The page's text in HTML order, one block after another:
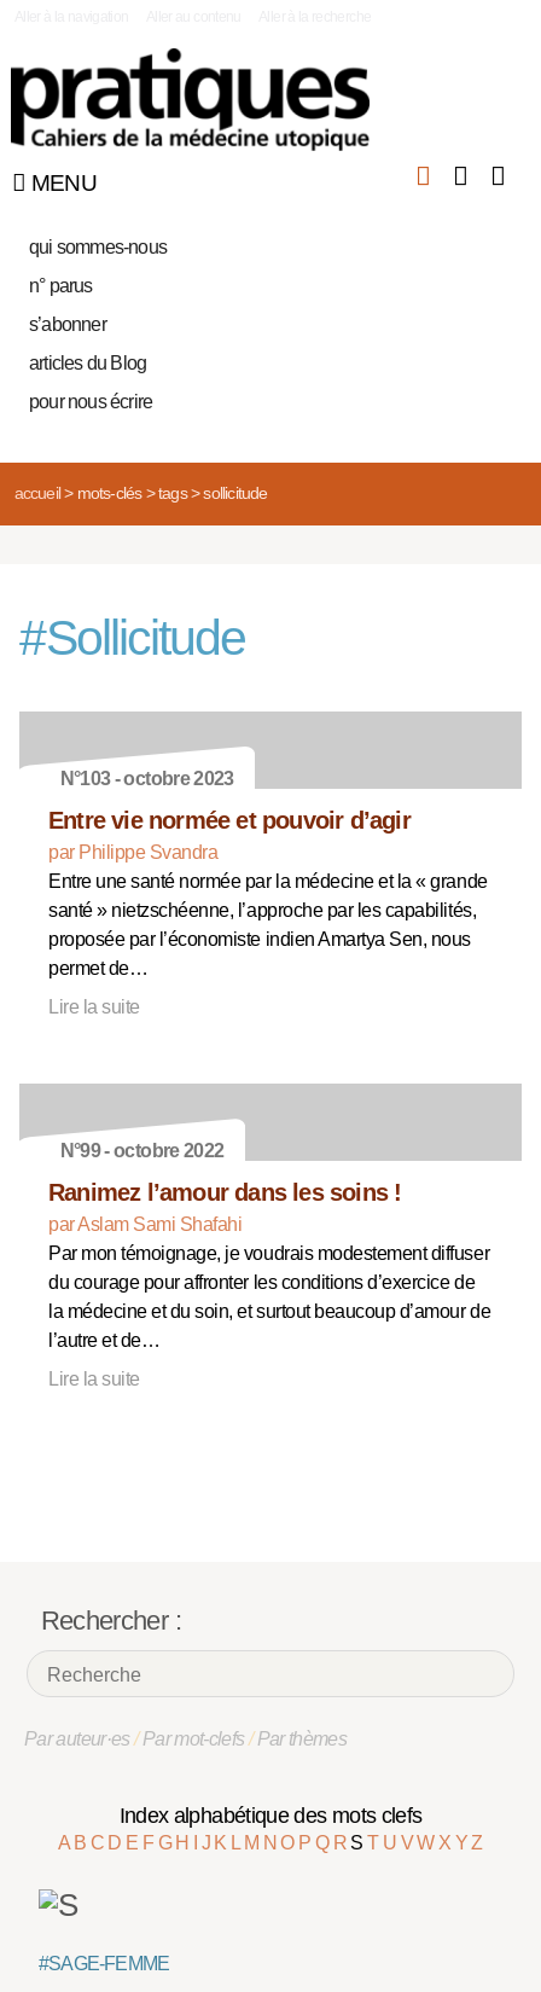
MENU
qui sommes-nous
n° parus
s’abonner
articles du Blog
pour nous écrire
accueil> mots-clés> tags> sollicitude
#Sollicitude
N°103 - octobre 2023
Entre vie normée et pouvoir d’agir
par Philippe Svandra
Entre une santé normée par la médecine et la « grande
santé » nietzschéenne, l’approche par les capabilités,
proposée par l’économiste indien Amartya Sen, nous
permet de…
Lire la suite
N°99 - octobre 2022
Ranimez l’amour dans les soins !
par Aslam Sami Shafahi
Par mon témoignage, je voudrais modestement diffuser
du courage pour affronter les conditions d’exercice de
la médecine et du soin, et surtout beaucoup d’amour de
l’autre et de…
Lire la suite
Rechercher :
Par auteur·es/Par mot-clefs/Par thèmes
Index alphabétique des mots clefs
A B C D E F G H J K L M NO P Q R ST U VW X YZ
#SAGE-FEMME